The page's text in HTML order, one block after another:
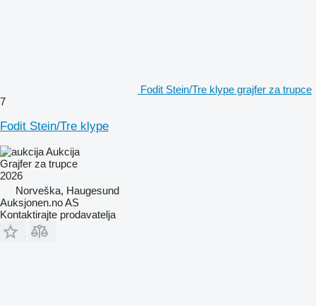
Fodit Stein/Tre klype grajfer za trupce
7
Fodit Stein/Tre klype
Aukcija
Grajfer za trupce
2026
Norveška, Haugesund
Auksjonen.no AS
Kontaktirajte prodavatelja